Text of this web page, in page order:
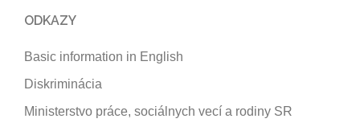
ODKAZY
Basic information in English
Diskriminácia
Ministerstvo práce, sociálnych vecí a rodiny SR